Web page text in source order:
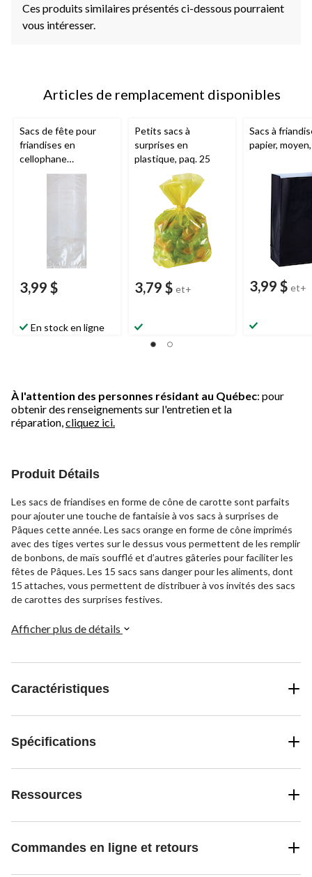
Ces produits similaires présentés ci-dessous pourraient
vous intéresser.
Articles de remplacement disponibles
Sacs de fête pour
friandises en
cellophane
rectangulaires,
3,99 $
En stock en ligne
Petits sacs à
surprises en
plastique, paq. 25
3,79 $ et+
Sacs à
papier,
3,99 $ et+
À l'attention des personnes résidant au Québec: pour
obtenir des renseignements sur l'entretien et la
réparation, cliquez ici.
Produit Détails
Les sacs de friandises en forme de cône de carotte sont parfaits
pour ajouter une touche de fantaisie à vos sacs à surprises de
Pâques cette année. Les sacs orange en forme de cône imprimés
avec des tiges vertes sur le dessus vous permettent de les remplir
de bonbons, de maïs soufflé et d’autres gâteries pour faciliter les
fêtes de Pâques. Les 15 sacs sans danger pour les aliments, dont
15 attaches, vous permettent de distribuer à vos invités des sacs
de carottes des surprises festives.
Afficher plus de détails
Caractéristiques
Spécifications
Ressources
Commandes en ligne et retours